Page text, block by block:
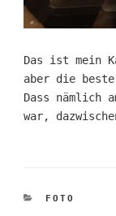
Das ist mein
aber die
Dass nämlich
war,
KATEGORIEN
FOTO